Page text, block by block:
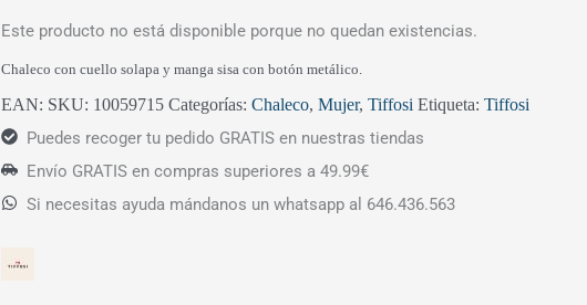
Este producto no está disponible porque no quedan existencias.
Chaleco con cuello solapa y manga sisa con botón metálico.
EAN: SKU: 10059715 Categorías:Chaleco,Mujer,Tiffosi Etiqueta:Tiffosi
Puedes recoger tu pedido GRATIS en nuestras tiendas
Envío GRATIS en compras superiores a 49.99€
Si necesitas ayuda mándanos un whatsapp al 646.436.563